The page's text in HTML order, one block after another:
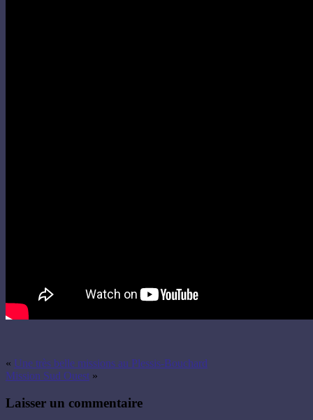
« Une très belle missions au Plessis-Bouchard
Mission Sud Ouest »
Laisser un commentaire